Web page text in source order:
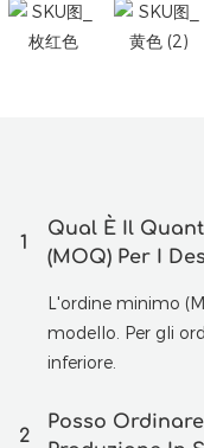
1
Qual È Il
(MOQ) Per I
L'ordine minimo
modello. Per gli
inferiore.
2
Posso